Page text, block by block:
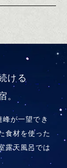
ける
。
が一望でき
食材を使った
露天風呂では